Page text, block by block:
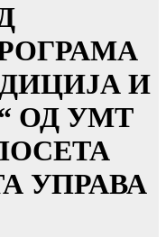
И
ОД УMТ
УПРАВА